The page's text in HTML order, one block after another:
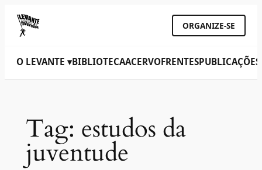
ORGANIZE-SE
O LEVANTE ▾BIBLIOTECAACERVOFRENTESPUBLICAÇÕES
Tag: estudos da
juventude